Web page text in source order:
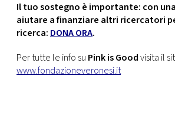
Il tuo sostegno è importante: con
aiutare a finanziare altri ricercatori
ricerca: DONA ORA.
Per tutte le info su Pink is Goodvisita il
www.fondazioneveronesi.it